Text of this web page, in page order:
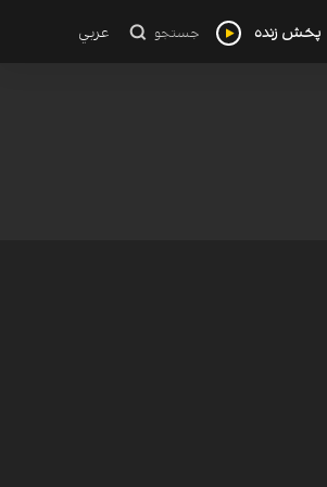
پخش زنده جستجو عربي